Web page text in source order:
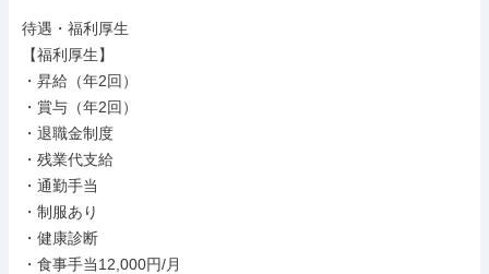
待遇・福利厚生
【福利厚生】
・昇給（年2回）
・賞与（年2回）
・退職金制度
・残業代支給
・通勤手当
・制服あり
・健康診断
・食事手当12,000円/月